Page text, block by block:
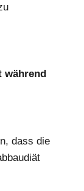
während
dass die